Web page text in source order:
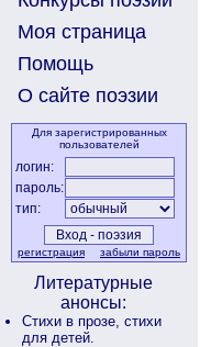
Моя страница
Помощь
О сайте поэзии
Для зарегистрированных
пользователей
логин:
пароль:
тип:
регистрация забыли пароль
Литературные
анонсы:
Стихи в прозе, стихи
для детей.